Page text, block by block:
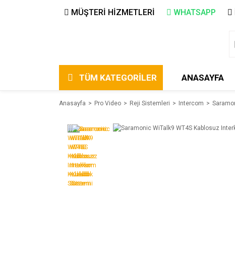
MÜŞTERİ HİZMETLERİ WHATSAPP
TÜM KATEGORİLER ANASAYFA
Anasayfa Pro Video Reji Sistemleri Intercom